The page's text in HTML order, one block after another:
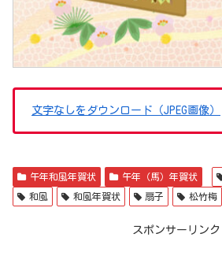
文字なしをダウンロード（JPEG画像）
午年和風年賀状 午年（馬）年賀状
和風 和風年賀状 扇子 松竹梅
スポンサーリンク